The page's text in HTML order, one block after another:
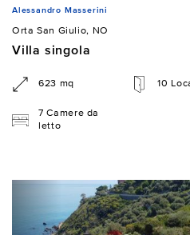
Alessandro Masserini
Orta San Giulio, NO
Villa singola
623 mq 10
7 Camere da
letto